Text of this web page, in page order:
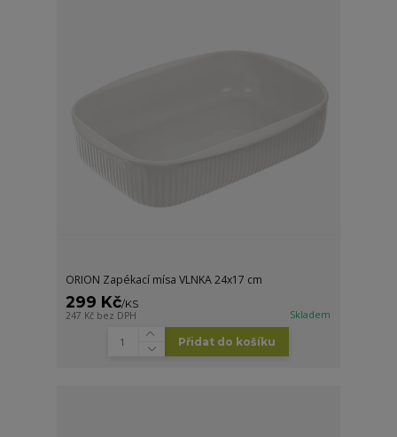
ORION Zapékací mísa VLNKA 24x17 cm
299 Kč/KS
247 Kč bez DPH Skladem
Přidat do košíku